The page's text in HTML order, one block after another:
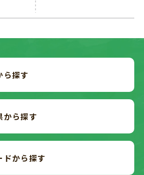
ら探す
から探す
ドから探す